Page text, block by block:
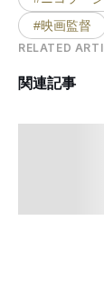
#映画監督
RELATED
関連記事